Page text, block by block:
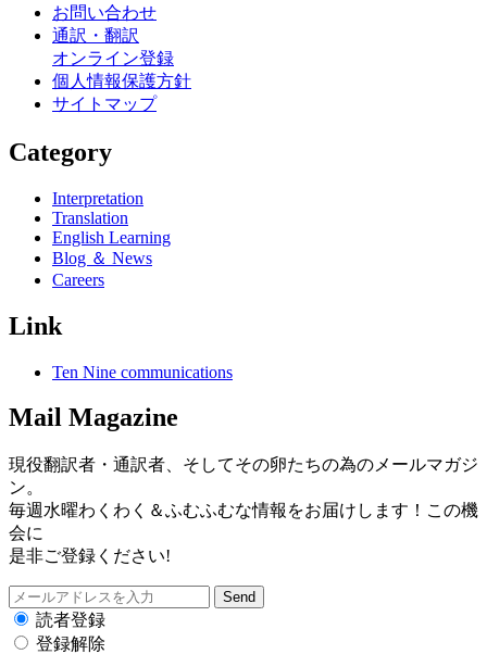
お問い合わせ
通訳・翻訳
オンライン登録
個人情報保護方針
サイトマップ
Category
Interpretation
Translation
English Learning
Blog ＆ News
Careers
Link
Ten Nine communications
Mail Magazine
現役翻訳者・通訳者、そしてその卵たちの為のメールマガジ
ン。
毎週水曜わくわく＆ふむふむな情報をお届けします！この機
会に
是非ご登録ください!
読者登録
登録解除